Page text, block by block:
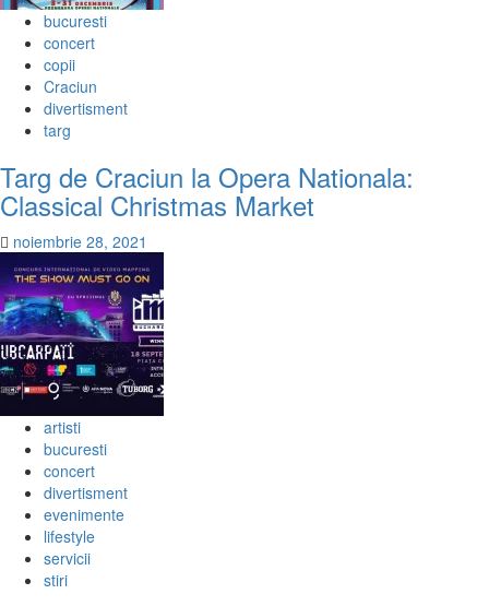
bucuresti
concert
copii
Craciun
divertisment
targ
Targ de Craciun la Opera Nationala:
Classical Christmas Market
noiembrie 28, 2021
artisti
bucuresti
concert
divertisment
evenimente
lifestyle
servicii
stiri